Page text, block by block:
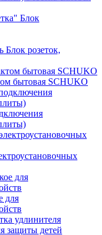
Блок
Блок розеток,
бытовая SCHUKO
для
удлинителя